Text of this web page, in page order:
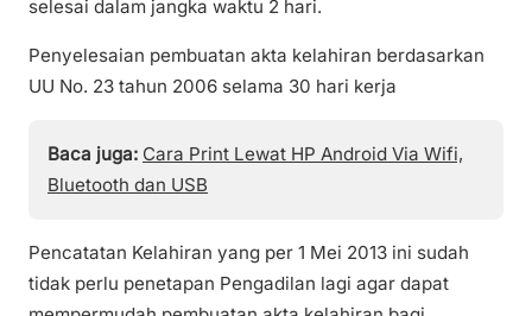
selesai dalam jangka waktu 2 hari.
Penyelesaian pembuatan akta kelahiran berdasarkan
UU No. 23 tahun 2006 selama 30 hari kerja
Baca juga: Cara Print Lewat HP Android Via Wifi,
Bluetooth dan USB
Pencatatan Kelahiran yang per 1 Mei 2013 ini sudah
tidak perlu penetapan Pengadilan lagi agar dapat